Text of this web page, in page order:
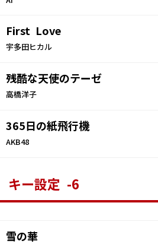
First Love
宇多田ヒカル
残酷な天使のテーゼ
高橋洋子
365日の紙飛行機
AKB48
キー設定 -6
雪の華